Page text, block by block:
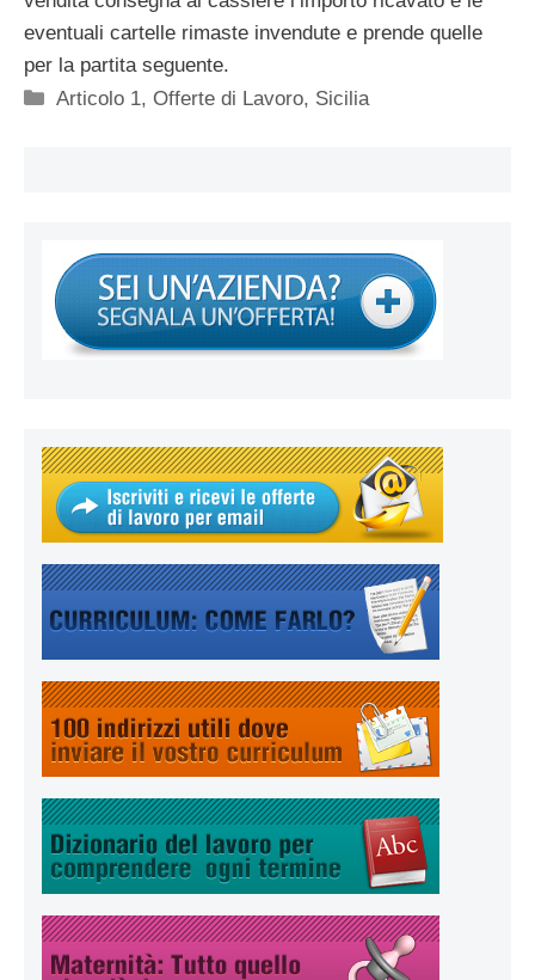
eventuali cartelle rimaste invendute e prende quelle
per la partita seguente.
Categorie
Articolo 1,Offerte di Lavoro, Sicilia